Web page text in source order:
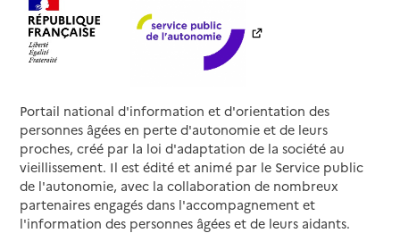
Portail national d'information et d'orientation des
personnes âgées en perte d'autonomie et de leurs
proches, créé par la loi d'adaptation de la société au
vieillissement. Il est édité et animé par le Service public
de l'autonomie, avec la collaboration de nombreux
partenaires engagés dans l'accompagnement et
l'information des personnes âgées et de leurs aidants.